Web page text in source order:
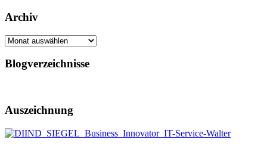
Archiv
Archiv
Blogverzeichnisse
Auszeichnung